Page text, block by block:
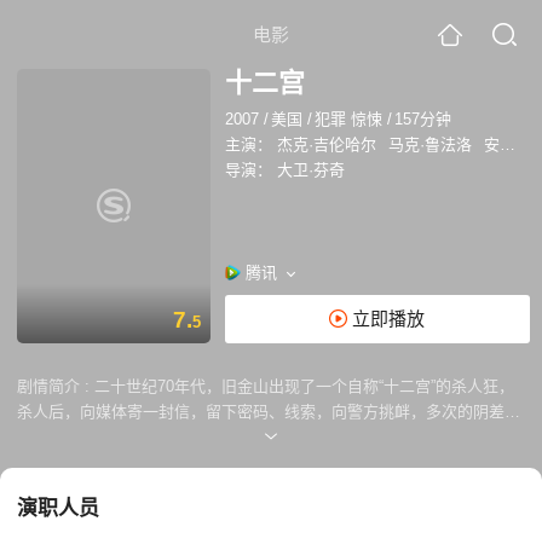
电影
7.5
十二宫
2007 / 美国 /犯罪 惊悚 / 157分钟
主演：
杰克·吉伦哈尔 马克·鲁法洛
安东尼·爱德华兹
导演：
大卫·芬奇
腾讯
立即播放
剧情简介 : 二十世纪70年代，旧金山出现了一个自称“十二宫”的杀人狂，
杀人后，向媒体寄一封信，留下密码、线索，向警方挑衅，多次的阴差阳
错使案件陷入僵局，警方渐渐束手无策。连环杀人案件也引起了《旧金山
列的连环凶杀案件，在和“十二宫”杀手斗志斗勇的同时，他们个人的生活
演职人员